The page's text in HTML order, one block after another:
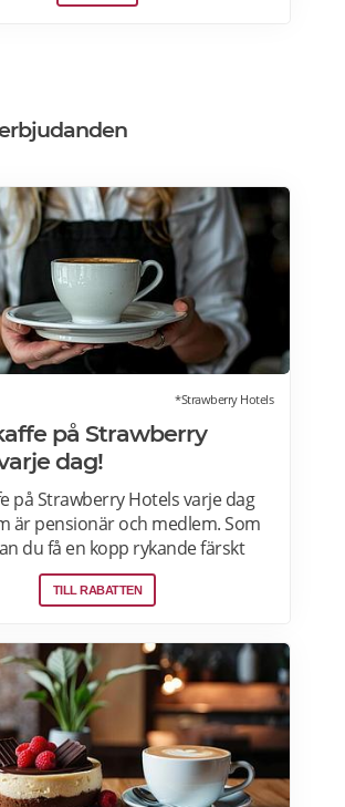
*Strawberry Hotels
på Strawberry
dag!
på Strawberry Hotels varje dag
är pensionär och medlem. Som
du få en kopp rykande färskt
(eller te) på något av Strawberry
Norge, Danmark och Finland.
om pensionärsrabatter på
här.
TILL RABATTEN